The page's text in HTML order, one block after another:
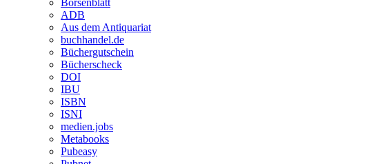
Börsenblatt
ADB
Aus dem Antiquariat
buchhandel.de
Büchergutschein
Bücherscheck
DOI
IBU
ISBN
ISNI
medien.jobs
Metabooks
Pubeasy